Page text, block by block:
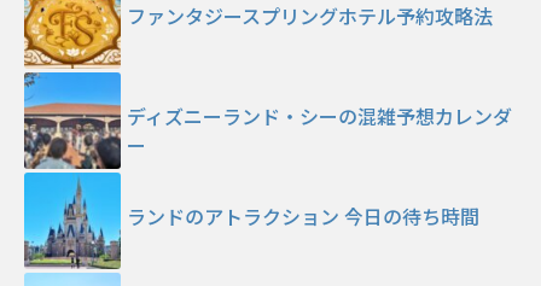
ファンタジースプリングホテル予約攻略法
ディズニーランド・シーの混雑予想カレンダ
ー
ランドのアトラクション 今日の待ち時間